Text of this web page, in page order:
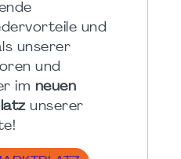
und
unserer
und
im neuen
unserer